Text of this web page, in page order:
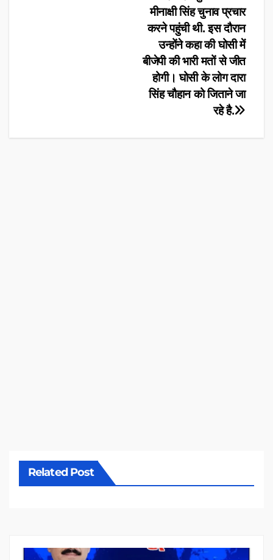
मीनाक्षी सिंह चुनाव प्रचार
करने पहुंची थी. इस दौरान
उन्होंने कहा की घोसी में
बीजेपी की भारी मतों से जीत
होगी। घोसी के लोग दारा
सिंह चौहान को जिताने जा
रहे है.
Related Post